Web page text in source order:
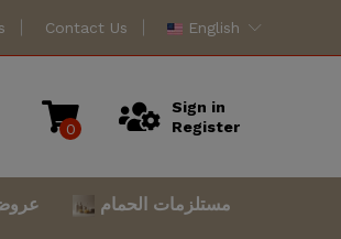
Contact Us English
0
Sign in
Register
مستلزمات الحمام